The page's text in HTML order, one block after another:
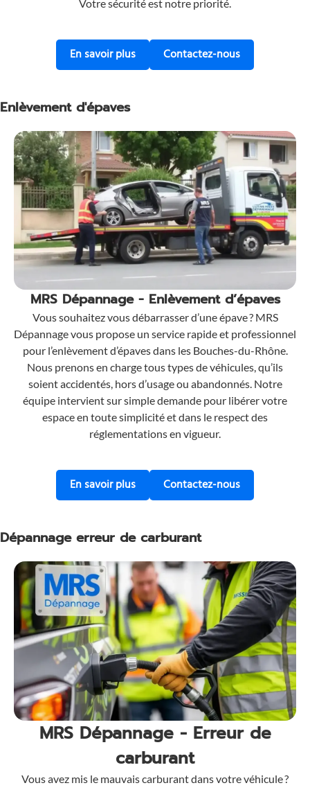
Votre sécurité est notre priorité.
En savoir plussur l'assistance en cas de crevaison
Contactez-nouspour une
Enlèvement d'épaves
MRS Dépannage - Enlèvement d’épaves
Vous souhaitez vous débarrasser d’une épave ? MRS
Dépannage vous propose un service rapide et professionnel
pour l’enlèvement d’épaves dans les Bouches-du-Rhône.
Nous prenons en charge tous types de véhicules, qu’ils
soient accidentés, hors d’usage ou abandonnés. Notre
équipe intervient sur simple demande pour libérer votre
espace en toute simplicité et dans le respect des
réglementations en vigueur.
En savoir plusDécouvrez notre service
Contactez-nousContactez-
Dépannage erreur de carburant
MRS Dépannage - Erreur de
carburant
Vous avez mis le mauvais carburant dans votre véhicule ?